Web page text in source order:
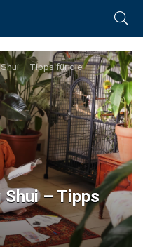
– Tipps für die
– Tipps